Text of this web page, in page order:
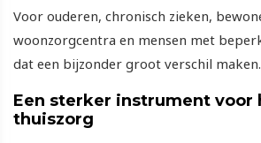
Voor ouderen, chronisch zieken,
woonzorgcentra en mensen met
dat een bijzonder groot verschil maken.
Een sterker instrument voor
thuiszorg